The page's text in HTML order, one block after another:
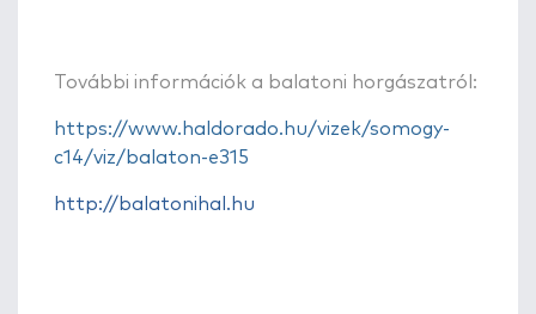
További információk a balatoni horgászatról:
https://www.haldorado.hu/vizek/somogy-
c14/viz/balaton-e315
http://balatonihal.hu